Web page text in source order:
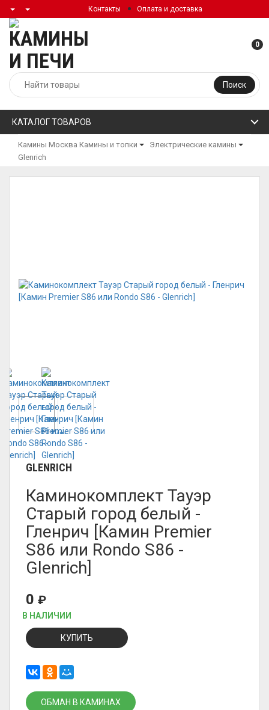
Контакты Оплата и доставка
Поиск
0
КАТАЛОГ ТОВАРОВ
Камины Москва Камины и топки
Электрические камины
Glenrich
GLENRICH
Каминокомплект Тауэр
Старый город белый -
Гленрич [Камин Premier
S86 или Rondo S86 -
Glenrich]
0 ₽
В НАЛИЧИИ
КУПИТЬ
ОБМАН В КАМИНАХ